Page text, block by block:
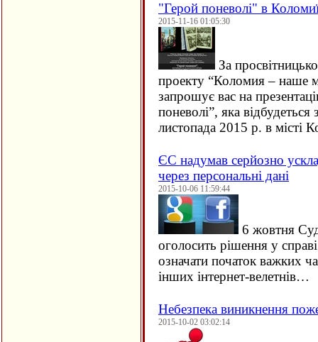
"Герой поневолі" в
2015-11-16 01:05:30
За
проекту “Коломия – наше
запрошує вас на
поневолі”, яка відбудеться
листопада 2015 р. в місті
ЄC надумав серйозно
через персональні дані
2015-10-06 11:59:44
6 жовтня
оголосить рішення у
означати початок важких
інших інтернет-велетнів…
Небезпека виникнення
2015-10-02 03:02:14